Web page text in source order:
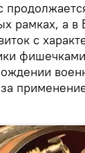
рамках, а в
с
за